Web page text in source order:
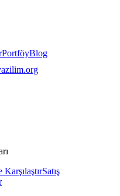
PortföyBlog
KarşılaştırSatış